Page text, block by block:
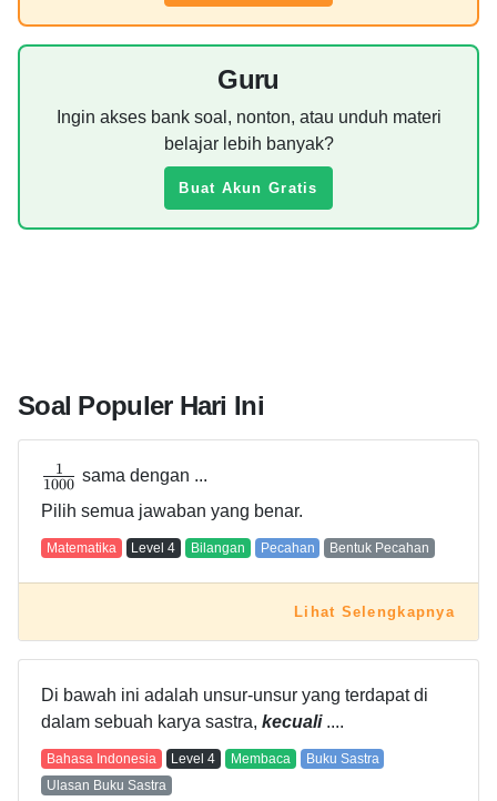
Guru
Ingin akses bank soal, nonton, atau unduh materi
belajar lebih banyak?
Buat Akun Gratis
Soal Populer Hari Ini
1000
1
sama dengan ...
Pilih semua jawaban yang benar.
Matematika Level 4 Bilangan Pecahan Bentuk Pecahan
Lihat Selengkapnya
Di bawah ini adalah unsur-unsur yang terdapat di
dalam sebuah karya sastra, kecuali....
Bahasa Indonesia Level 4 Membaca
Buku Sastra
Ulasan Buku Sastra